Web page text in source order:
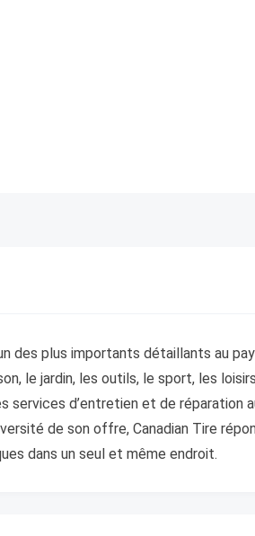
des plus importants détaillants au
le jardin, les outils, le sport, les
d’entretien et de réparation
de son offre, Canadian Tire
dans un seul et même endroit.